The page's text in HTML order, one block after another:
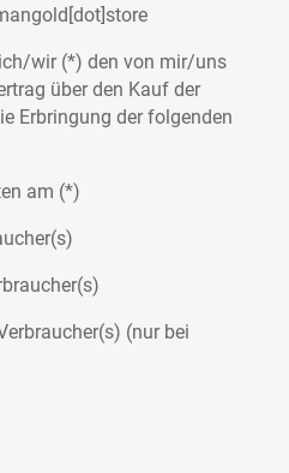
wir (*) den von mir/uns
über den Kauf der
Erbringung der folgenden
am (*)
(nur bei